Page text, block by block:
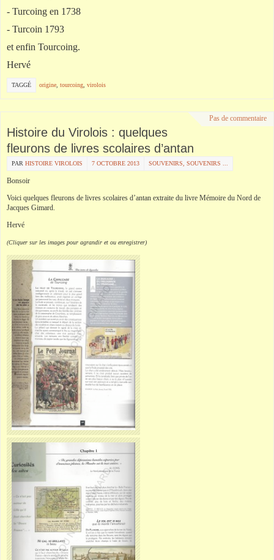
- Turcoing en 1738
- Turcoin 1793
et enfin Tourcoing.
Hervé
TAGGÉ origine, tourcoing, virolois
Pas de commentaire
Histoire du Virolois : quelques
fleurons de livres scolaires d’antan
PAR HISTOIRE VIROLOIS 7 OCTOBRE 2013 SOUVENIRS, SOUVENIRS ...
Bonsoir
Voici quelques fleurons de livres scolaires d’antan extraite du livre Mémoire du Nord de
Jacques Gimard.
Hervé
(Cliquer sur les images pour agrandir et ou enregistrer)